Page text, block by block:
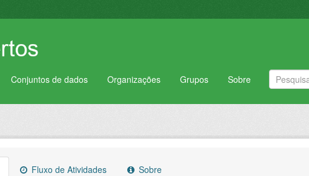
Conjuntos de dados Organizações Grupos Sobre
Fluxo de Atividades Sobre